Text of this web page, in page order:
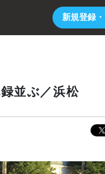
新規登録・
並ぶ／浜松